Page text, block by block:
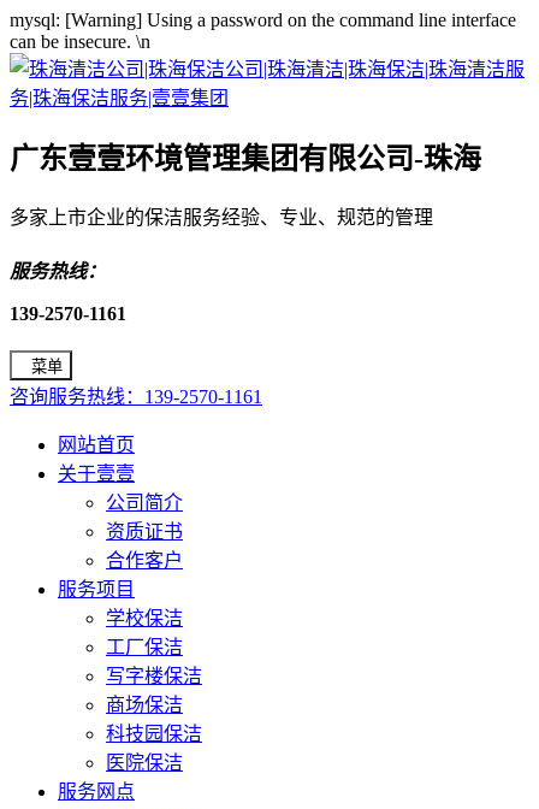
mysql: [Warning] Using a password on the command line interface
can be insecure. \n
广东壹壹环境管理集团有限公司-珠海
多家上市企业的保洁服务经验、专业、规范的管理
服务热线：
139-2570-1161
菜单
咨询服务热线：139-2570-1161
网站首页
关于壹壹
公司简介
资质证书
合作客户
服务项目
学校保洁
工厂保洁
写字楼保洁
商场保洁
科技园保洁
医院保洁
服务网点